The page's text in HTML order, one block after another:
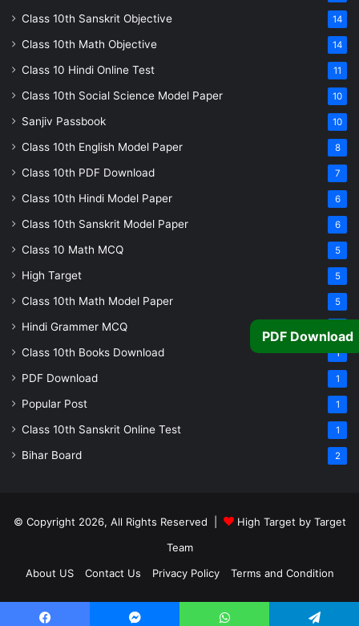
Class 10th Sanskrit Objective 14
Class 10th Math Objective 14
Class 10 Hindi Online Test 11
Class 10th Social Science Model Paper 10
Sanjiv Passbook 10
Class 10th English Model Paper 8
Class 10th PDF Download 7
Class 10th Hindi Model Paper 6
Class 10th Sanskrit Model Paper 6
Class 10 Math MCQ 5
High Target 5
Class 10th Math Model Paper 5
Hindi Grammer MCQ
Class 10th Books Download 1
PDF Download 1
Popular Post 1
Class 10th Sanskrit Online Test 1
Bihar Board 2
© Copyright 2026, All Rights Reserved |
High Target by Target
Team
PDF Download
About US Contact Us Privacy Policy Terms and Condition